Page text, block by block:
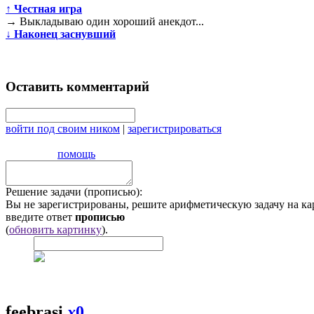
↑ Честная игра
→ Выкладываю один хороший анекдот...
↓ Наконец заснувший
Оставить комментарий
войти под своим ником | зарегистрироваться
помощь
Решение задачи (прописью):
Вы не зарегистрированы, решите арифметическую задачу на
введите ответ прописью
(обновить картинку).